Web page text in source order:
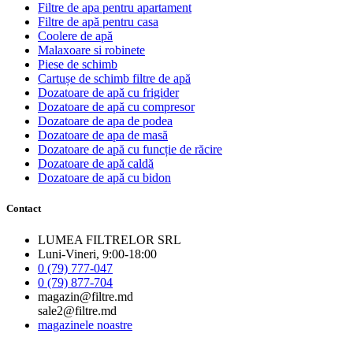
Filtre de apa pentru apartament
Filtre de apă pentru casa
Coolere de apă
Malaxoare si robinete
Piese de schimb
Cartușe de schimb filtre de apă
Dozatoare de apă cu frigider
Dozatoare de apă cu compresor
Dozatoare de apa de podea
Dozatoare de apa de masă
Dozatoare de apă cu funcție de răcire
Dozatoare de apă caldă
Dozatoare de apă cu bidon
Contact
LUMEA FILTRELOR SRL
Luni-Vineri, 9:00-18:00
0 (79) 777-047
0 (79) 877-704
magazin@filtre.md
sale2@filtre.md
magazinele noastre